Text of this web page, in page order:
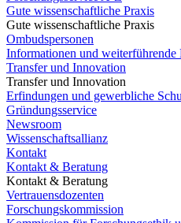
Gute wissenschaftliche Praxis
Gute wissenschaftliche Praxis
Ombudspersonen
Informationen und weiterführende
Transfer und Innovation
Transfer und Innovation
Erfindungen und gewerbliche
Gründungsservice
Newsroom
Wissenschaftsallianz
Kontakt
Kontakt & Beratung
Kontakt & Beratung
Vertrauensdozenten
Forschungskommission